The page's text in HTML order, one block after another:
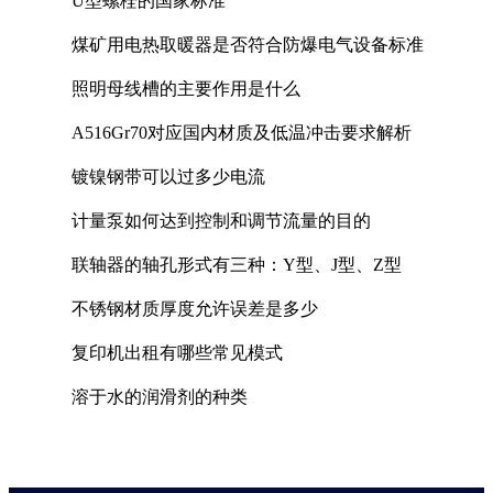
煤矿用电热取暖器是否符合防爆电气设备标准
照明母线槽的主要作用是什么
A516Gr70对应国内材质及低温冲击要求解析
镀镍钢带可以过多少电流
计量泵如何达到控制和调节流量的目的
联轴器的轴孔形式有三种：Y型、J型、Z型
不锈钢材质厚度允许误差是多少
复印机出租有哪些常见模式
溶于水的润滑剂的种类